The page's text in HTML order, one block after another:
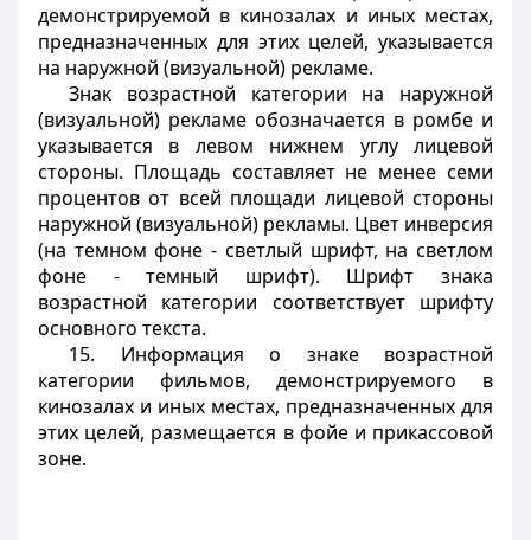
демонстрируемой в кинозалах и иных местах,
предназначенных для этих целей, указывается
на наружной (визуальной) рекламе.
Знак возрастной категории на наружной
(визуальной) рекламе обозначается в ромбе и
указывается в левом нижнем углу лицевой
стороны. Площадь составляет не менее семи
процентов от всей площади лицевой стороны
наружной (визуальной) рекламы. Цвет инверсия
(на темном фоне - светлый шрифт, на светлом
фоне - темный шрифт). Шрифт знака
возрастной категории соответствует шрифту
основного текста.
15. Информация о знаке возрастной
категории фильмов, демонстрируемого в
кинозалах и иных местах, предназначенных для
этих целей, размещается в фойе и прикассовой
зоне.